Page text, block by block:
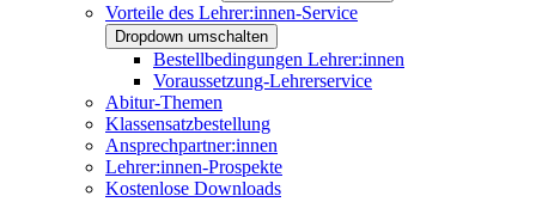
Vorteile des Lehrer:innen-Service
Dropdown umschalten
Bestellbedingungen Lehrer:innen
Voraussetzung-Lehrerservice
Abitur-Themen
Klassensatzbestellung
Ansprechpartner:innen
Lehrer:innen-Prospekte
Kostenlose Downloads